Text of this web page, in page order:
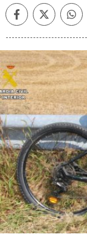
FacebookTwitter